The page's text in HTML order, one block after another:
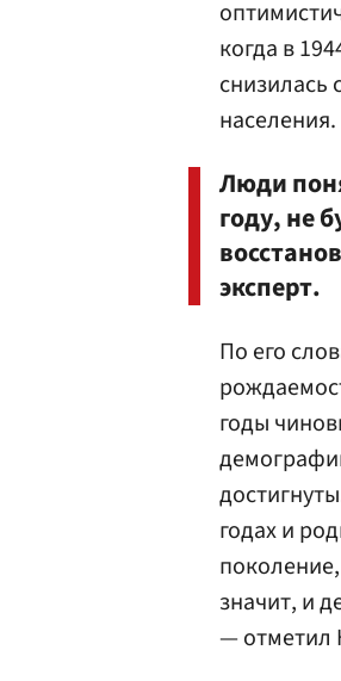
когда в
снизилась
населения.
Люди
году, не
эксперт.
По его
годы
годах и
значит, и
— отметил